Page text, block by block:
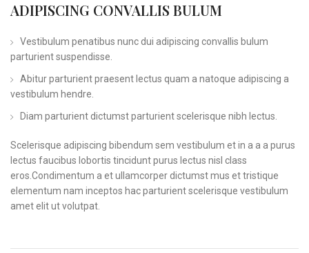
ADIPISCING CONVALLIS BULUM
Vestibulum penatibus nunc dui adipiscing convallis bulum
parturient suspendisse.
Abitur parturient praesent lectus quam a natoque adipiscing a
vestibulum hendre.
Diam parturient dictumst parturient scelerisque nibh lectus.
Scelerisque adipiscing bibendum sem vestibulum et in a a a purus
lectus faucibus lobortis tincidunt purus lectus nisl class
eros.Condimentum a et ullamcorper dictumst mus et tristique
elementum nam inceptos hac parturient scelerisque vestibulum
amet elit ut volutpat.